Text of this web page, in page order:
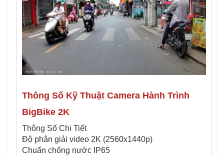
Thông Số Kỹ Thuật Camera Hành Trình
BigBike 2K
Thông Số Chi Tiết
Độ phân giải video 2K (2560x1440p)
Chuẩn chống nước IP65